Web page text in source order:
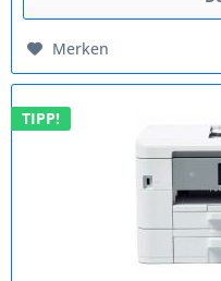
Merken
TIPP!